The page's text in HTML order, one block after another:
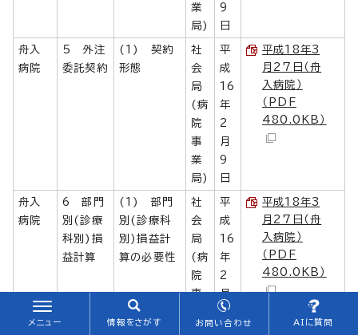
業
局)
9
日
舟入
病院
5 外注
委託契約
(1) 契約
形態
社
会
局
(病
院
事
業
局)
平
成
16
年
2
月
9
日
平成18年3
月27日（舟
入病院）
（PDF
480.0KB）
舟入
病院
6 部門
別(診療
科別)損
益計算
(1) 部門
別(診療科
別)損益計
算の必要性
社
会
局
(病
院
事
局)
平
成
16
年
2
月
9
日
平成18年3
月27日（舟
入病院）
（PDF
480.0KB）
メニュー 情報をさがす お問い合わせ AIに質問